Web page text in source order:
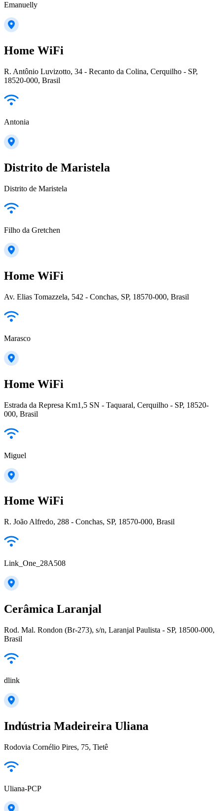
Emanuelly
Home WiFi
R. Antônio Luvizotto, 34 - Recanto da Colina, Cerquilho - SP,
18520-000, Brasil
Antonia
Distrito de Maristela
Distrito de Maristela
Filho da Gretchen
Home WiFi
Av. Elias Tomazzela, 542 - Conchas, SP, 18570-000, Brasil
Marasco
Home WiFi
Estrada da Represa Km1,5 SN - Taquaral, Cerquilho - SP, 18520-
000, Brasil
Miguel
Home WiFi
R. João Alfredo, 288 - Conchas, SP, 18570-000, Brasil
Link_One_28A508
Cerâmica Laranjal
Rod. Mal. Rondon (Br-273), s/n, Laranjal Paulista - SP, 18500-000,
Brasil
dlink
Indústria Madeireira Uliana
Rodovia Cornélio Pires, 75, Tietê
Uliana-PCP